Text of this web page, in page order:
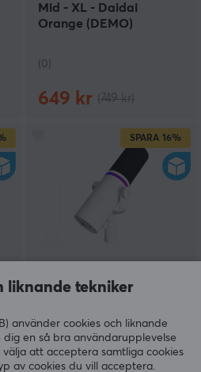
Mid - XL - Daidai
Orange (DEMO)
(0)
649 kr
SPARA 16%
USB-C RGB Dynamisk
(DEMO)
(0)
liknande tekniker
använder cookies och liknande
en så bra användarupplevelse
att acceptera samtliga cookies
av cookies du vill acceptera.